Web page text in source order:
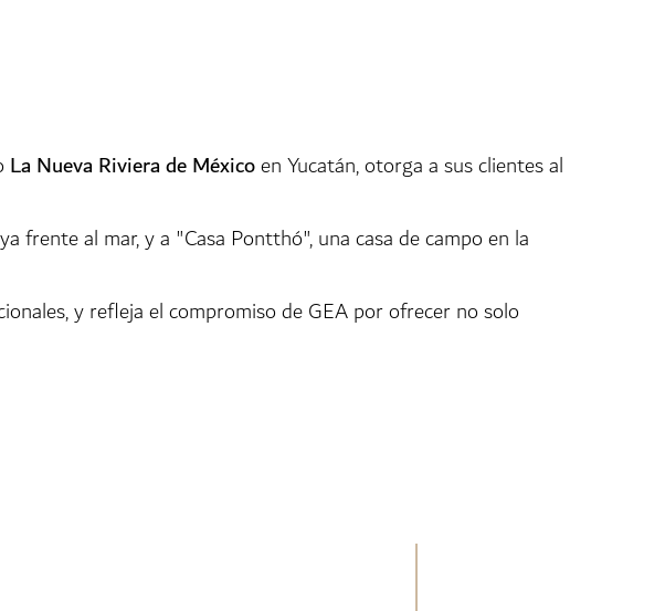
La Nueva Riviera de Méxicoen Yucatán, otorga a sus clientes al
frente al mar, y a "Casa Pontthó", una casa de campo en la
y refleja el compromiso de GEA por ofrecer no solo